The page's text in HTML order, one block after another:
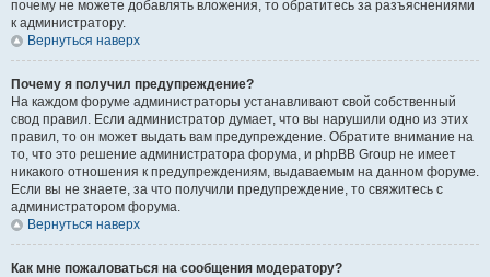
почему не можете добавлять вложения, то обратитесь за разъяснениями
к администратору.
Вернуться наверх
Почему я получил предупреждение?
На каждом форуме администраторы устанавливают свой собственный
свод правил. Если администратор думает, что вы нарушили одно из этих
правил, то он может выдать вам предупреждение. Обратите внимание на
то, что это решение администратора форума, и phpBB Group не имеет
никакого отношения к предупреждениям, выдаваемым на данном форуме.
Если вы не знаете, за что получили предупреждение, то свяжитесь с
администратором форума.
Вернуться наверх
Как мне пожаловаться на сообщения модератору?